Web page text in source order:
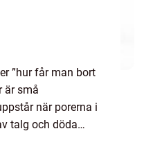
”hur får man bort
är små
när porerna i
talg och döda